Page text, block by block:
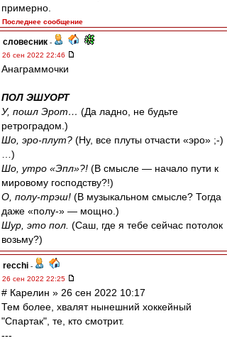
примерно.
Последнее сообщение
словесник -
26 сен 2022 22:46
Анаграммочки
ПОЛ ЭШУОРТ
У, пошл Эрот… (Да ладно, не будьте
ретроградом.)
Шо, эро-плут? (Ну, все плуты отчасти «эро» ;-)
…)
Шо, утро «Эпл»?! (В смысле — начало пути к
мировому господству?!)
О, полу-трэш! (В музыкальном смысле? Тогда
даже «полу-» — мощно.)
Шур, это пол. (Саш, где я тебе сейчас потолок
возьму?)
recchi -
26 сен 2022 22:25
# Карелин » 26 сен 2022 10:17
Тем более, хвалят нынешний хоккейный
"Спартак", те, кто смотрит.
---